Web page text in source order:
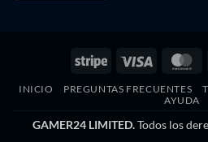
Stripe Visa
INICIO PREGUNTAS FRECUENTES
AYUDA
GAMER24 LIMITED.Todos los